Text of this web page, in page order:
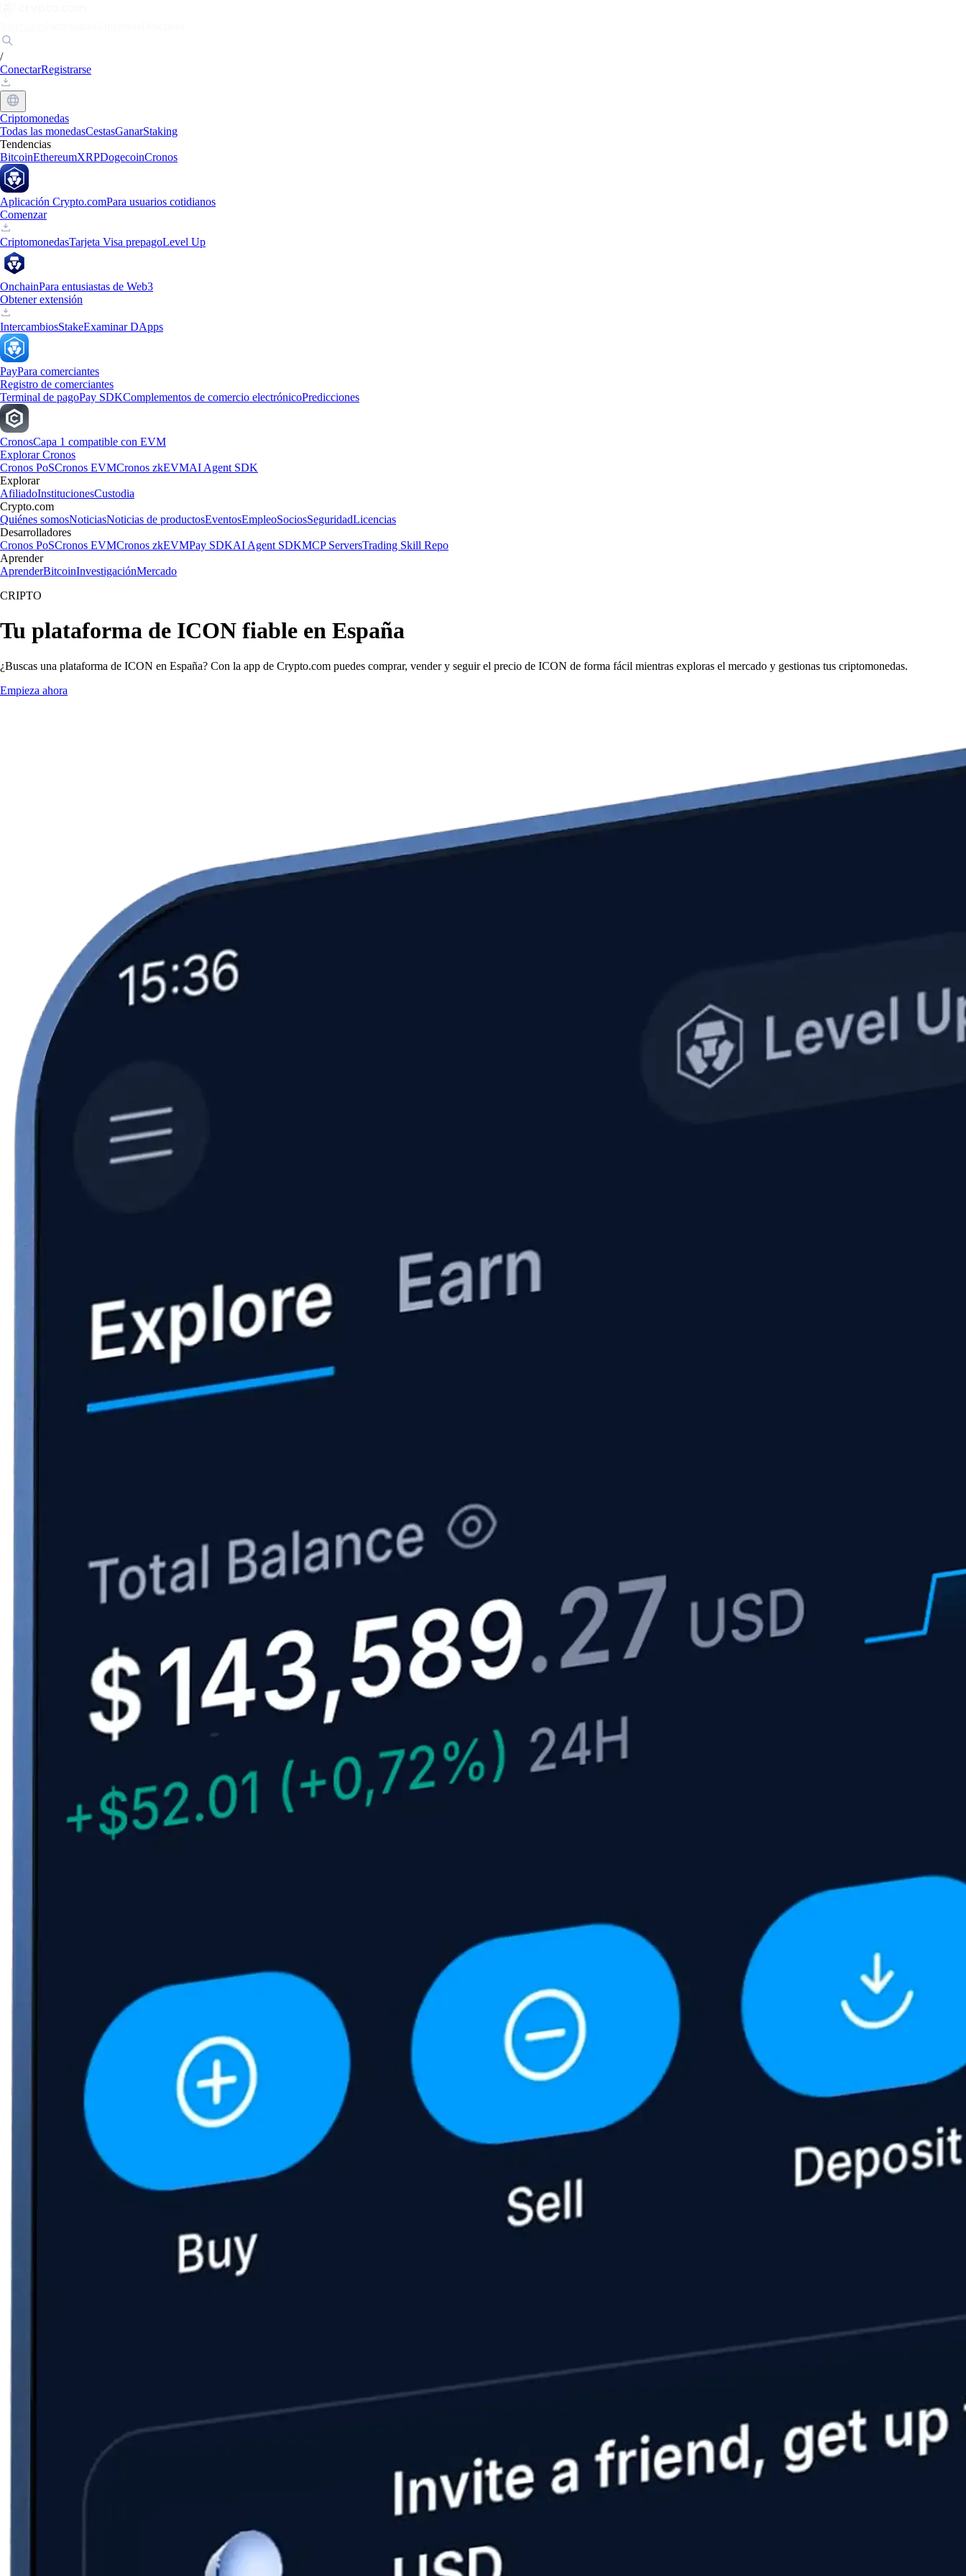
/
ConectarRegistrarse
Criptomonedas
Todas las monedasCestasGanarStaking
Tendencias
BitcoinEthereumXRPDogecoinCronos
Aplicación Crypto.comPara usuarios cotidianos
Comenzar
CriptomonedasTarjeta Visa prepagoLevel Up
OnchainPara entusiastas de Web3
Obtener extensión
IntercambiosStakeExaminar DApps
PayPara comerciantes
Registro de comerciantes
Terminal de pagoPay SDKComplementos de comercio electrónicoPredicciones
CronosCapa 1 compatible con EVM
Explorar Cronos
Cronos PoSCronos EVMCronos zkEVMAI Agent SDK
Explorar
AfiliadoInstitucionesCustodia
Crypto.com
Quiénes somosNoticiasNoticias de productosEventosEmpleoSociosSeguridadLicencias
Desarrolladores
Cronos PoSCronos EVMCronos zkEVMPay SDKAI Agent SDKMCP ServersTrading Skill Repo
Aprender
AprenderBitcoinInvestigaciónMercado
CRIPTO
Tu plataforma de ICON fiable en España
¿Buscas una plataforma de ICON en España? Con la app de Crypto.com puedes comprar, vender y seguir el precio de ICON de forma fácil mientras exploras el mercado y gestionas tus criptomonedas.
Empieza ahora